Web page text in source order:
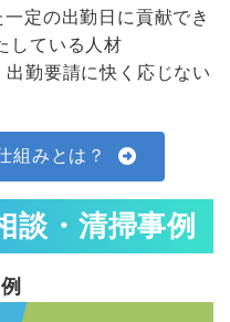
定の出勤日に貢献でき
している人材
勤要請に快く応じない
組みとは？
談・清掃事例